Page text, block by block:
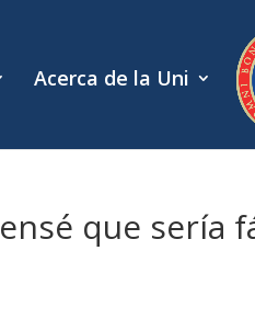
Acerca de la Uni
que sería